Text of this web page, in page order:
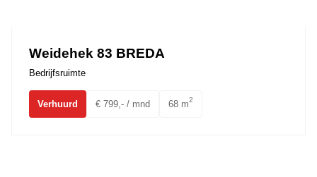
Weidehek 83 BREDA
Bedrijfsruimte
Verhuurd € 799,- / mnd 68 m2